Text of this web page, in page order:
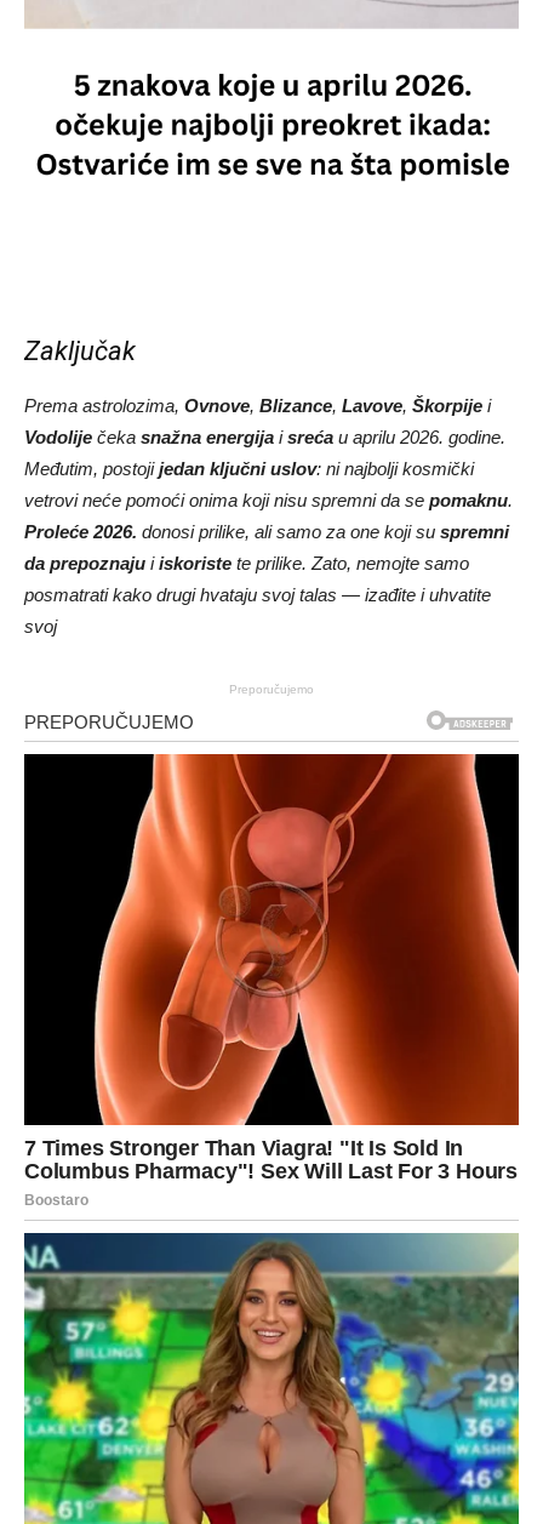
Zaključak
Prema astrolozima, Ovnove, Blizance, Lavove, Škorpije i
Vodolije čeka snažna energija isreća u aprilu 2026. godine.
Međutim, postojijedan ključni uslov: ni najbolji kosmički
vetrovi neće pomoći onima koji nisu spremni da se pomaknu.
Proleće 2026. donosi prilike, ali samo za one koji su spremni
da prepoznaju iiskoriste te prilike. Zato, nemojte samo
posmatrati kako drugi hvataju svoj talas — izađite i uhvatite
svoj
Preporučujemo